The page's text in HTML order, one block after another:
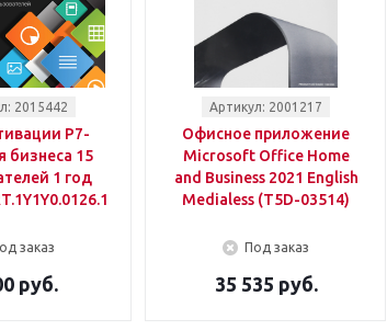
2015442
Р7-
бизнеса 15
1 год
заказ
руб.
Артикул: 2001217
Офисное приложение
Microsoft Office Home
and Business 2021 English
Medialess (T5D-03514)
Под заказ
35 535 руб.